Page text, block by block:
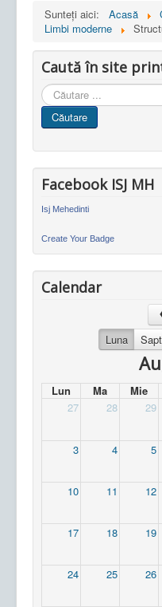
Sunteți aici: Acasă
Limbi moderne
Caută în site
Cauta
in
site
Căutare
Facebook ISJ MH
Isj Mehedinti
Create Your Badge
Calendar
Luna
Lun Ma Mie
27
28 29
3 4 5
10 11 12
17 18 19
24 25 26